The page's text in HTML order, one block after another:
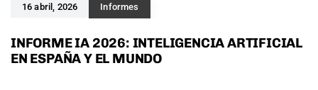
16 abril, 2026 Informes
INFORME IA 2026: INTELIGENCIA ARTIFICIAL
EN ESPAÑA Y EL MUNDO